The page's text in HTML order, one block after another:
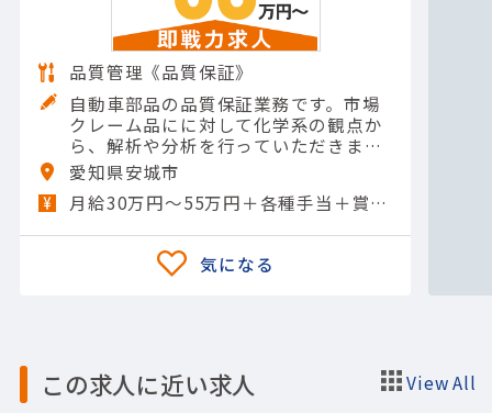
品質管理《品質保証》
自動車部品の品質保証業務です。市場
クレーム品にに対して化学系の観点か
ら、解析や分析を行っていただきま
す。併せて顧客との折衝業務や今後の
対策等についても検討いただく業務と
なります。【担当製品】(輸送用…
愛知県安城市
月給30万円～55万円＋各種手当＋賞与年2回
この求人に近い求人 View All